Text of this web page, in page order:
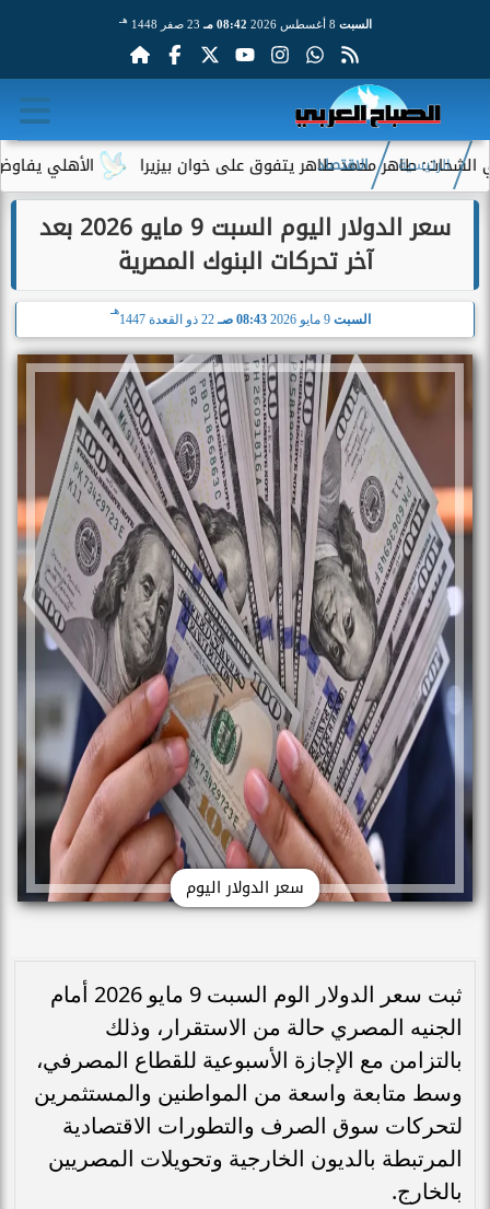
السبت 08:42 مـ 23 صفر 1448 هـ
الأهلي يفاوض أحمد محمد طاهر يتفوق على خوان بيزيرا
الرئيسية الاقتصاد
سعر الدولار اليوم السبت 9 مايو 2026 بعد
آخر تحركات البنوك المصرية
السبت 08:43 صـ 22 ذو القعدة 1447
هـ
سعر الدولار اليوم
ثبت سعر الدولار الوم السبت 9 مايو 2026 أمام
الجنيه المصري حالة من الاستقرار، وذلك
بالتزامن مع الإجازة الأسبوعية للقطاع المصرفي،
وسط متابعة واسعة من المواطنين والمستثمرين
لتحركات سوق الصرف والتطورات الاقتصادية
المرتبطة بالديون الخارجية وتحويلات المصريين
بالخارج.